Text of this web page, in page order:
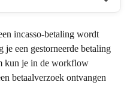
incasso-betaling wordt
je een gestorneerde betaling
kun je in de workflow
betaalverzoek ontvangen